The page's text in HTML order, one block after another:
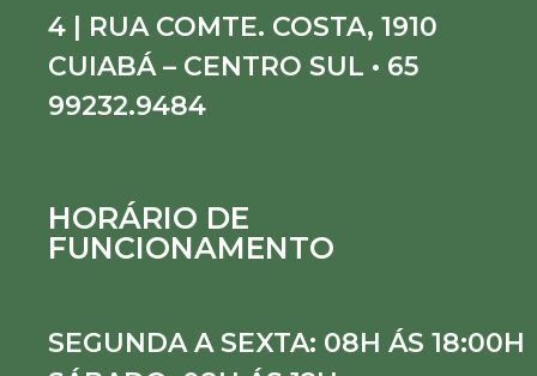
4 | RUA COMTE. COSTA, 1910
CUIABÁ – CENTRO SUL • 65
99232.9484
HORÁRIO DE
FUNCIONAMENTO
SEGUNDA A SEXTA: 08H ÁS 18:00H